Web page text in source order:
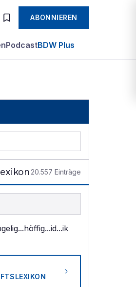
ABONNIEREN
PodcastBDW Plus
20.557 Einträge
...höffig...id...ik